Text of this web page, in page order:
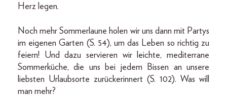
Herz legen.
Noch mehr Sommerlaune holen wir uns dann mit Partys
im eigenen Garten (S. 54), um das Leben so richtig zu
feiern! Und dazu servieren wir leichte, mediterrane
Sommerküche, die uns bei jedem Bissen an unsere
liebsten Urlaubsorte zurückerinnert (S. 102). Was will
man mehr?